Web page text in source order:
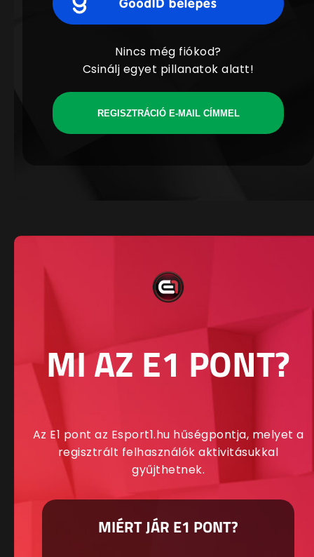
Nincs még fiókod?
Csinálj egyet pillanatok alatt!
REGISZTRÁCIÓ E-MAIL CÍMMEL
MI AZ E1 PONT?
Az E1 pont az Esport1.hu hűségpontja, melyet a
regisztrált felhasználók aktivitásukkal
gyűjthetnek.
MIÉRT JÁR E1 PONT?